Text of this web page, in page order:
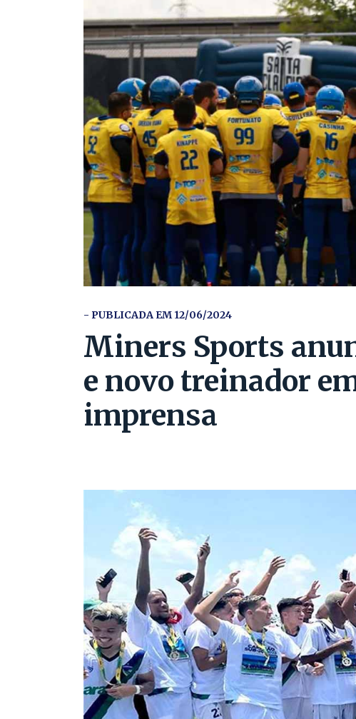
- PUBLICADA EM 12/06/2024
Miners Sports
e novo treinador
imprensa